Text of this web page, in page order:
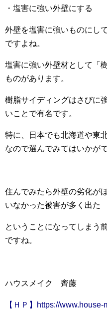
・塩害に強い外壁にする
外壁を塩害に強いものにし
ですよね。
塩害に強い外壁材として「
ものがあります。
樹脂サイディングはさびに
いことで有名です。
特に、日本でも北海道や東
なので選んでみてはいかが
住んでみたら外壁の劣化が
いなかった被害が多く出た
ということになってしまう
ですね。
ハウスメイク 齊藤
【ＨＰ】https://www.house-